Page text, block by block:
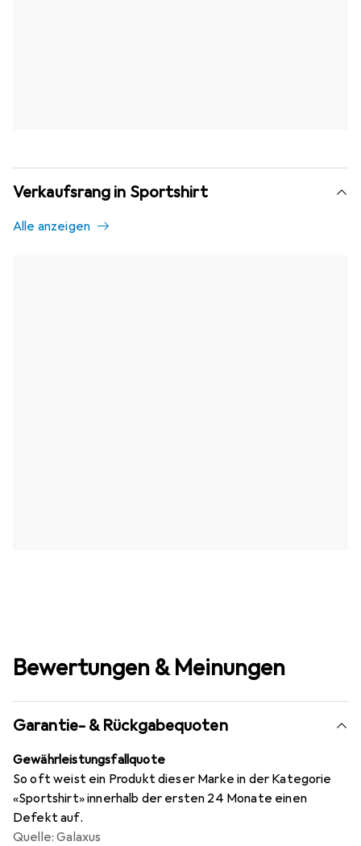
Verkaufsrang in Sportshirt
Alle anzeigen
Bewertungen & Meinungen
Garantie- & Rückgabequoten
Gewährleistungsfallquote
So oft weist ein Produkt dieser Marke in der Kategorie
«Sportshirt» innerhalb der ersten 24 Monate einen
Defekt auf.
Quelle: Galaxus